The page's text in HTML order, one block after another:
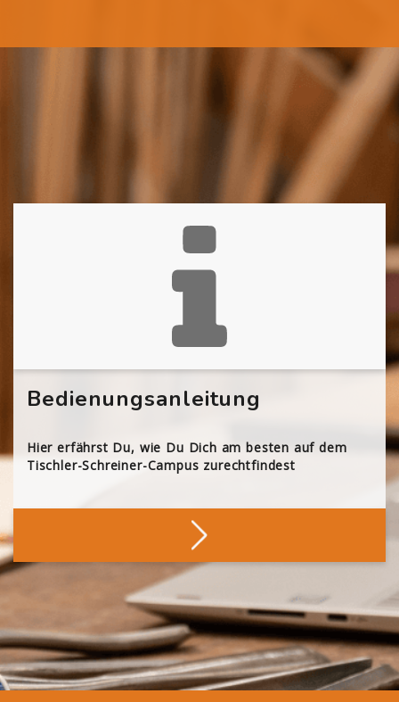
Bedienungsanleitung
Hier erfährst Du, wie Du Dich am besten auf dem
Tischler-Schreiner-Campus zurechtfindest